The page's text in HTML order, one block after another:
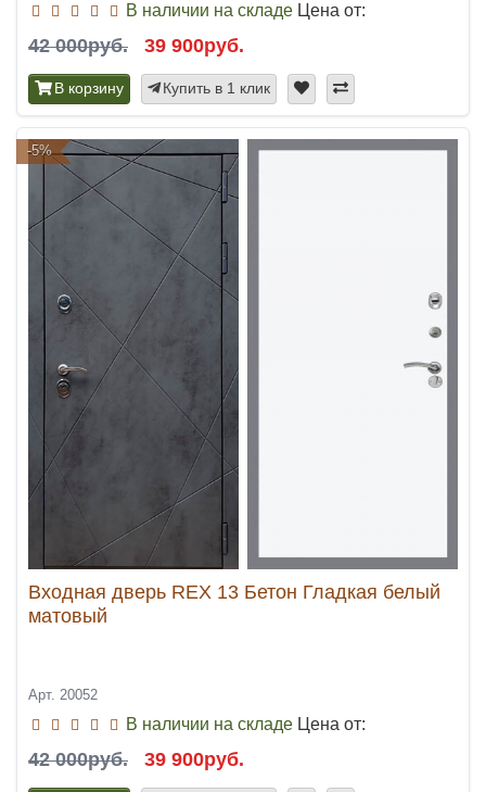
В наличии на складе Цена от:
42 000руб. 39 900руб.
В корзину Купить в 1 клик
-5%
Входная дверь REX 13 Бетон Гладкая белый
матовый
Арт. 20052
В наличии на складе Цена от:
42 000руб. 39 900руб.